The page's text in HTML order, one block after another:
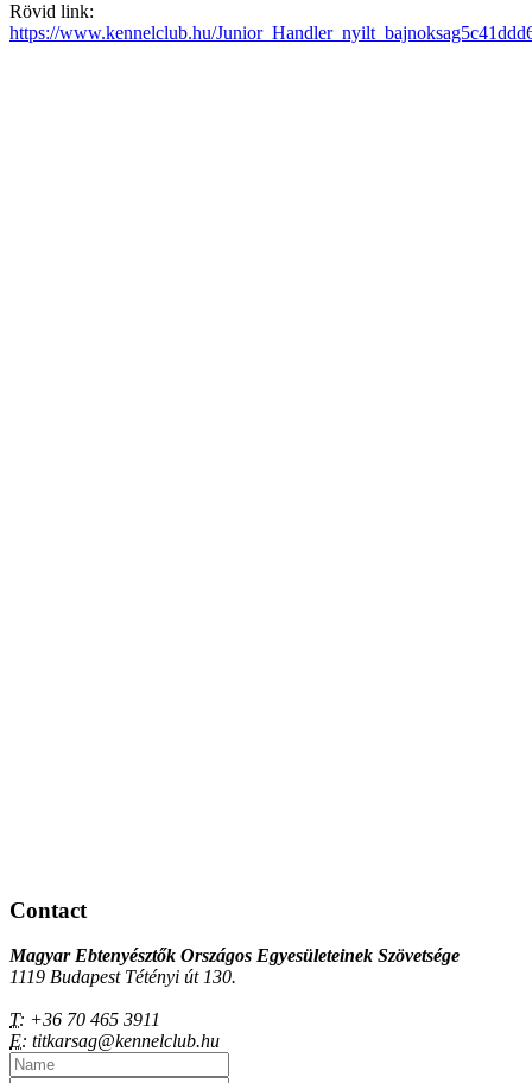
Rövid link:
https://www.kennelclub.hu/
Contact
Magyar Ebtenyésztők Országos Egyesületeinek Szövetsége
1119 Budapest Tétényi út 130.
T: +36 70 465 3911
E: titkarsag@kennelclub.hu